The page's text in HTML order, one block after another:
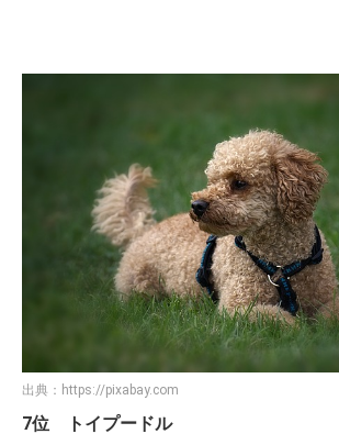
出典： https://pixabay.com
7位 トイプードル